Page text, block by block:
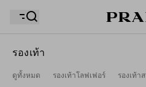
รายการสิ่งที่อยากได้ของคุณ
รองเท้า
ดูทั้งหมด รองเท้าโลฟเฟอร์ รองเท้า